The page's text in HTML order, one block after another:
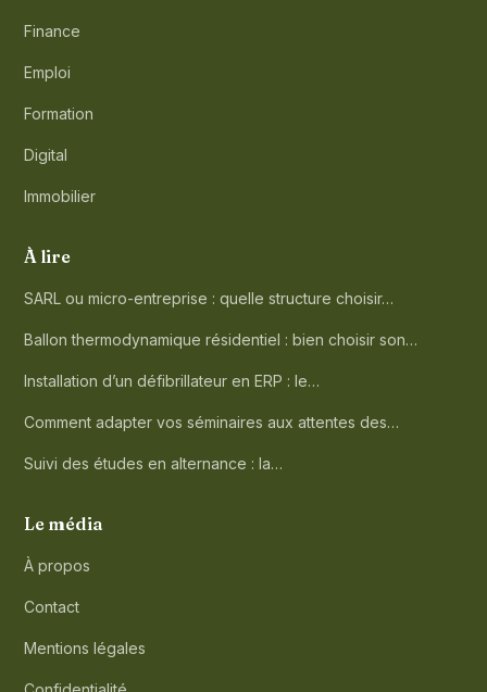
Finance
Emploi
Formation
Digital
Immobilier
À lire
SARL ou micro-entreprise : quelle structure choisir…
Ballon thermodynamique résidentiel : bien choisir son…
Installation d’un défibrillateur en ERP : le…
Comment adapter vos séminaires aux attentes des…
Suivi des études en alternance : la…
Le média
À propos
Contact
Mentions légales